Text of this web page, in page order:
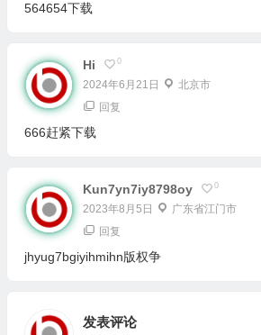
564654下载
Hi 0
2024年6月21日 北京市
回复
666赶紧下载
Kun7yn7iy8798oy 0
2023年8月5日 广东省江门市
回复
jhyug7bgiyihmihn版权争
发表评论